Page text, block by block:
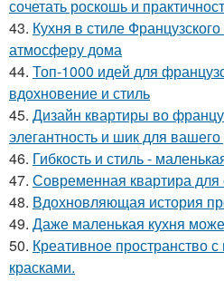
сочетать роскошь и
43. Кухня в стиле
атмосферу дома
44. Топ-1000 идей для
вдохновение и стиль
45. Дизайн квартиры во
элегантность и шик для
46. Гибкость и стиль -
47. Современная квартира
48. Вдохновляющая история
49. Даже маленькая кухня
50. Креативное пространство
красками.